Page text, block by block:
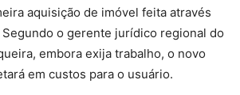
aquisição de imóvel feita através
o gerente jurídico regional do
embora exija trabalho, o novo
em custos para o usuário.